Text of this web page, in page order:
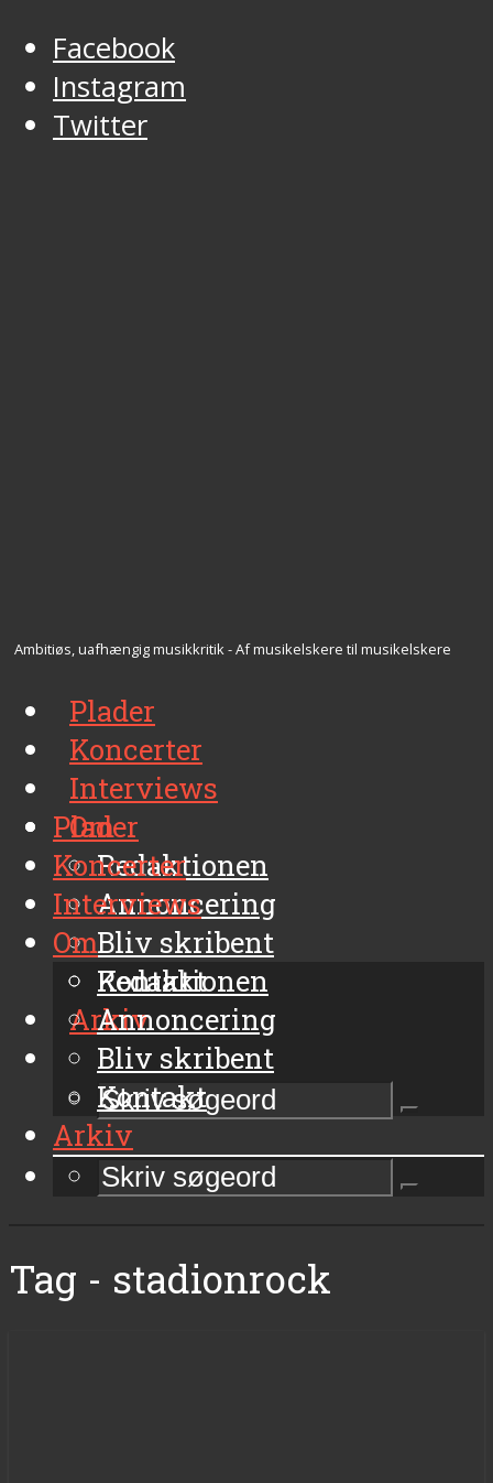
Facebook
Instagram
Twitter
Ambitiøs, uafhængig musikkritik - Af musikelskere til musikelskere
Plader
Koncerter
Interviews
Om
Redaktionen
Annoncering
Bliv skribent
Kontakt
Arkiv
Plader
Koncerter
Interviews
Om
Redaktionen
Annoncering
Bliv skribent
Kontakt
Arkiv
Tag - stadionrock